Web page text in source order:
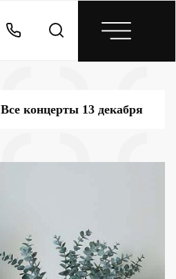
Все концерты 13 декабря